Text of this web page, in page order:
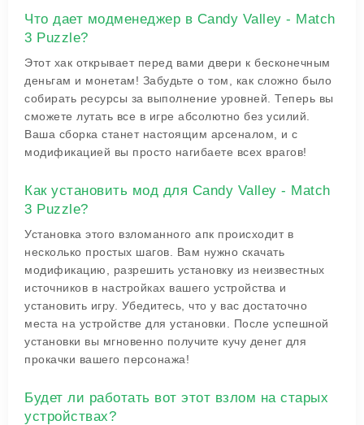
Что дает модменеджер в Candy Valley - Match
3 Puzzle?
Этот хак открывает перед вами двери к бесконечным
деньгам и монетам! Забудьте о том, как сложно было
собирать ресурсы за выполнение уровней. Теперь вы
сможете лутать все в игре абсолютно без усилий.
Ваша сборка станет настоящим арсеналом, и с
модификацией вы просто нагибаете всех врагов!
Как установить мод для Candy Valley - Match
3 Puzzle?
Установка этого взломанного апк происходит в
несколько простых шагов. Вам нужно скачать
модификацию, разрешить установку из неизвестных
источников в настройках вашего устройства и
установить игру. Убедитесь, что у вас достаточно
места на устройстве для установки. После успешной
установки вы мгновенно получите кучу денег для
прокачки вашего персонажа!
Будет ли работать вот этот взлом на старых
устройствах?